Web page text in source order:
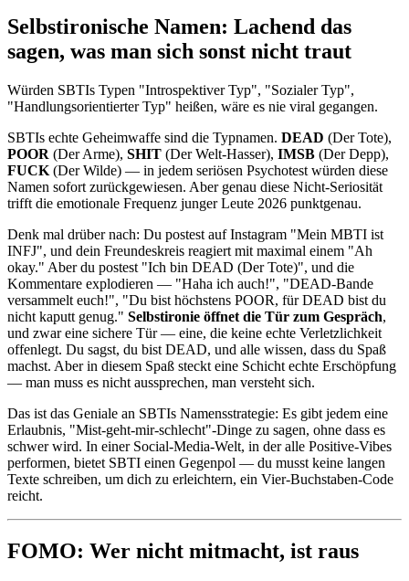
Selbstironische Namen: Lachend das
sagen, was man sich sonst nicht traut
Würden SBTIs Typen "Introspektiver Typ", "Sozialer Typ",
"Handlungsorientierter Typ" heißen, wäre es nie viral gegangen.
SBTIs echte Geheimwaffe sind die Typnamen. DEAD (Der Tote),
POOR (Der Arme), SHIT (Der Welt-Hasser), IMSB (Der Depp),
FUCK (Der Wilde) — in jedem seriösen Psychotest würden diese
Namen sofort zurückgewiesen. Aber genau diese Nicht-Seriosität
trifft die emotionale Frequenz junger Leute 2026 punktgenau.
Denk mal drüber nach: Du postest auf Instagram "Mein MBTI ist
INFJ", und dein Freundeskreis reagiert mit maximal einem "Ah
okay." Aber du postest "Ich bin DEAD (Der Tote)", und die
Kommentare explodieren — "Haha ich auch!", "DEAD-Bande
versammelt euch!", "Du bist höchstens POOR, für DEAD bist du
nicht kaputt genug." Selbstironie öffnet die Tür zum Gespräch,
und zwar eine sichere Tür — eine, die keine echte Verletzlichkeit
offenlegt. Du sagst, du bist DEAD, und alle wissen, dass du Spaß
machst. Aber in diesem Spaß steckt eine Schicht echte Erschöpfung
— man muss es nicht aussprechen, man versteht sich.
Das ist das Geniale an SBTIs Namensstrategie: Es gibt jedem eine
Erlaubnis, "Mist-geht-mir-schlecht"-Dinge zu sagen, ohne dass es
schwer wird. In einer Social-Media-Welt, in der alle Positive-Vibes
performen, bietet SBTI einen Gegenpol — du musst keine langen
Texte schreiben, um dich zu erleichtern, ein Vier-Buchstaben-Code
reicht.
FOMO: Wer nicht mitmacht, ist raus